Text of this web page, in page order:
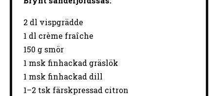
2 dl vispgrädde
1 dl crème fraîche
150 g smör
1 msk finhackad gräslök
1 msk finhackad dill
1–2 tsk färskpressad citron